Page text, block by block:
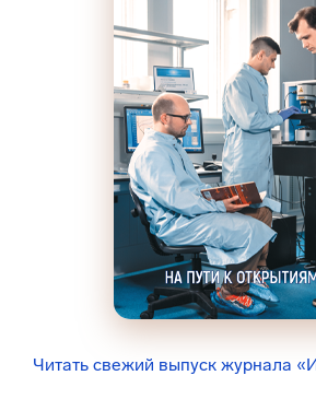
Читать свежий выпуск журнала